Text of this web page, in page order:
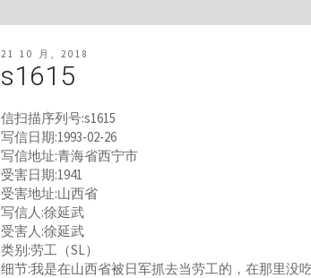
21 10 月, 2018
s1615
信扫描序列号:s1615
写信日期:1993-02-26
写信地址:青海省西宁市
受害日期:1941
受害地址:山西省
写信人:徐延武
受害人:徐延武
类别:劳工（SL）
细节:我是在山西省被日军抓去当劳工的，在那里没